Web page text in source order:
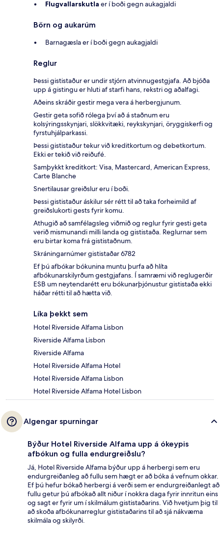
Flugvallarskutla er í boði gegn aukagjaldi
Börn og aukarúm
Barnagæsla er í boði gegn aukagjaldi
Reglur
Þessi gististaður er undir stjórn atvinnugestgjafa. Að bjóða
upp á gistingu er hluti af starfi hans, rekstri og aðalfagi.
Aðeins skráðir gestir mega vera á herbergjunum.
Gestir geta sofið rólega því að á staðnum eru
kolsýringsskynjari, slökkvitæki, reykskynjari, öryggiskerfi og
fyrstuhjálparkassi.
Þessi gististaður tekur við kreditkortum og debetkortum.
Ekki er tekið við reiðufé.
Samþykkt kreditkort: Visa, Mastercard, American Express,
Carte Blanche
Snertilausar greiðslur eru í boði.
Þessi gististaður áskilur sér rétt til að taka forheimild af
greiðslukorti gests fyrir komu.
Athugið að samfélagsleg viðmið og reglur fyrir gesti geta
verið mismunandi milli landa og gististaða. Reglurnar sem
eru birtar koma frá gististaðnum.
Skráningarnúmer gististaðar 6782
Ef þú afbókar bókunina muntu þurfa að hlíta
afbókunarskilyrðum gestgjafans. Í samræmi við reglugerðir
ESB um neytendarétt eru bókunarþjónustur gististaða ekki
háðar rétti til að hætta við.
Líka þekkt sem
Hotel Riverside Alfama Lisbon
Riverside Alfama Lisbon
Riverside Alfama
Hotel Riverside Alfama Hotel
Hotel Riverside Alfama Lisbon
Hotel Riverside Alfama Hotel Lisbon
Algengar spurningar
Býður Hotel Riverside Alfama upp á ókeypis
afbókun og fulla endurgreiðslu?
Já, Hotel Riverside Alfama býður upp á herbergi sem eru
endurgreiðanleg að fullu sem hægt er að bóka á vefnum okkar.
Ef þú hefur bókað herbergi á verði sem er endurgreiðanlegt að
fullu getur þú afbókað allt niður í nokkra daga fyrir innritun eins
og sagt er fyrir um í skilmálum gististaðarins. Við hvetjum þig til
að skoða afbókunarreglur gististaðarins til að sjá nákvæma
skilmála og skilyrði.